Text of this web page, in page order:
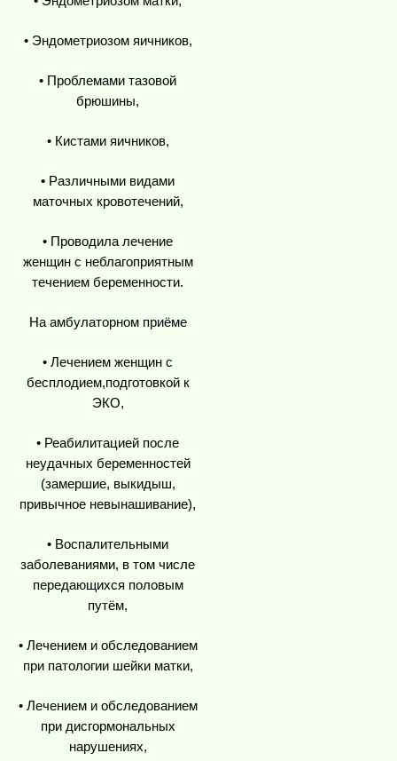
• Эндометриозом яичников,
• Проблемами тазовой
брюшины,
• Кистами яичников,
• Различными видами
маточных кровотечений,
• Проводила лечение
женщин с неблагоприятным
течением беременности.
На амбулаторном приёме
• Лечением женщин с
бесплодием,подготовкой к
ЭКО,
• Реабилитацией после
неудачных беременностей
(замершие, выкидыш,
привычное невынашивание),
• Воспалительными
заболеваниями, в том числе
передающихся половым
путём,
• Лечением и обследованием
при патологии шейки матки,
• Лечением и обследованием
при дисгормональных
нарушениях,